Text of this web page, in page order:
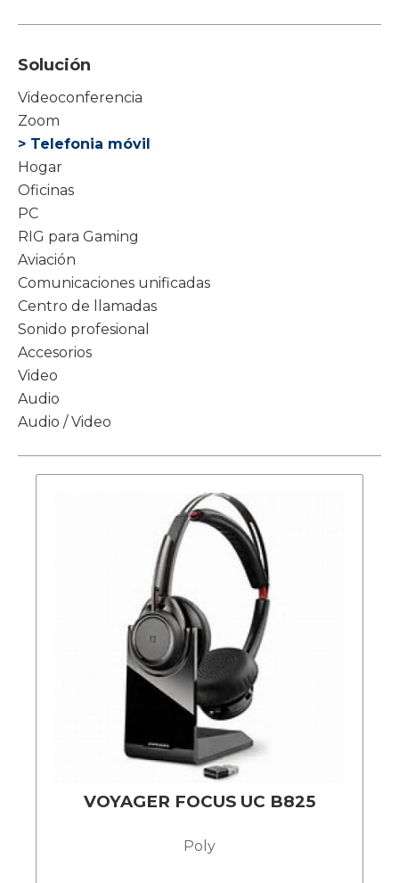
Solución
Videoconferencia
Zoom
> Telefonia móvil
Hogar
Oficinas
PC
RIG para Gaming
Aviación
Comunicaciones unificadas
Centro de llamadas
Sonido profesional
Accesorios
Video
Audio
Audio / Video
VOYAGER FOCUS UC B825
Poly